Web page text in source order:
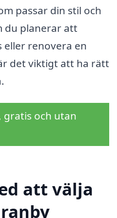
passar din stil och
du planerar att
renovera en
det viktigt att ha rätt
gratis och utan
att välja